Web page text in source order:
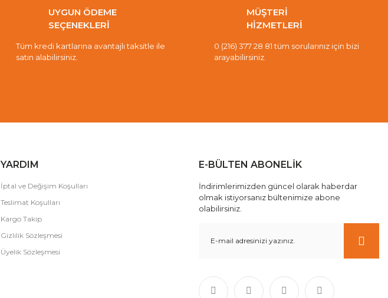
UYGUN ÖDEME
SEÇENEKLERİ
Tüm kredi kartlarına avantajlı taksitle ile
satın alabilirsiniz.
MÜŞTERİ
HİZMETLERİ
0 (216) 377 28 81 tüm sorularınız için bizi
arayabilirsiniz.
YARDIM
İptal ve Değişim Koşulları
Teslimat Koşulları
Kargo Takip
Gizlilik Sözleşmesi
Üyelik Sözleşmesi
E-BÜLTEN ABONELİK
İndirimlerimizden güncel olarak haberdar
olmak istiyorsanız bültenimize abone
olabilirsiniz.